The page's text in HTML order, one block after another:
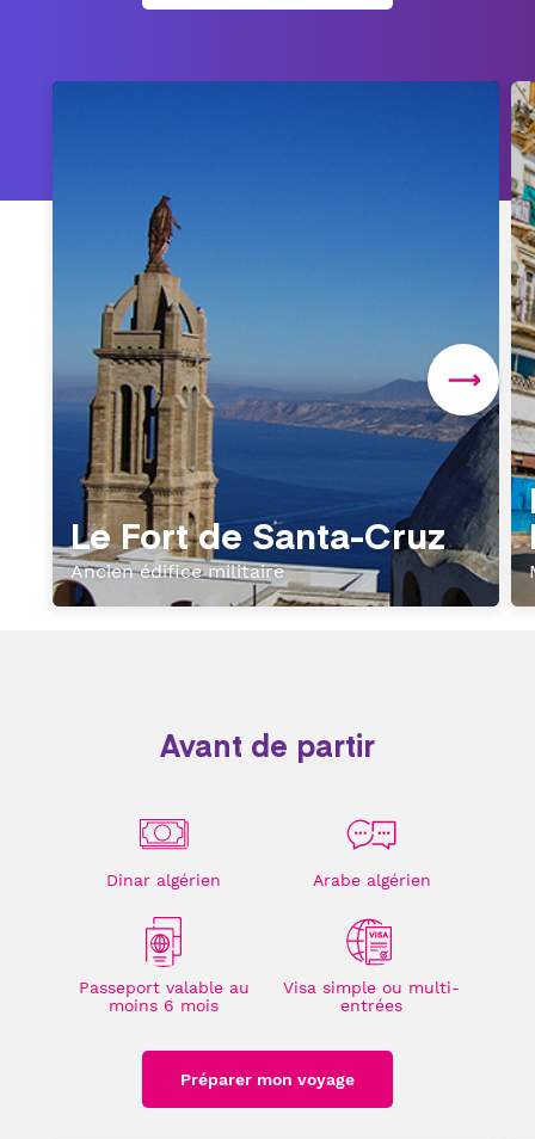
Le Fort de Santa-Cruz
Ancien édifice militaire
Avant de partir
Dinar algérien Arabe algérien
Passeport valable au
moins 6 mois
Visa simple ou multi-
entrées
Préparer mon voyage